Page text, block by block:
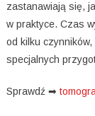
zastanawiają się,
w praktyce. Czas
od kilku
specjalnych
Sprawdź ➡